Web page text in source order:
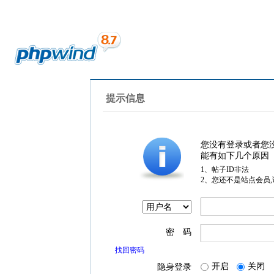
提示信息
您没有登录或者您
能有如下几个原因
1、帖子ID非法
2、您还不是站点会员
密 码
找回密码
隐身登录 开启 关闭